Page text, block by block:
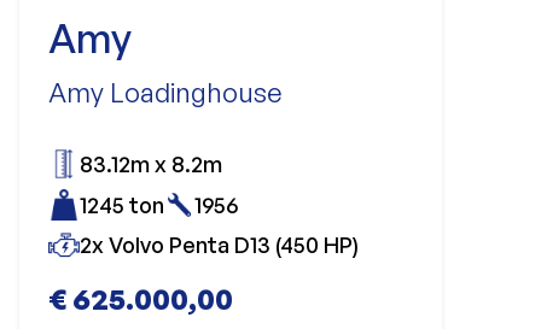
Amy
Amy Loadinghouse
€ 625.000,00
83.12m x 8.2m
1245 ton
1956
2x Volvo Penta D13 (450 HP)